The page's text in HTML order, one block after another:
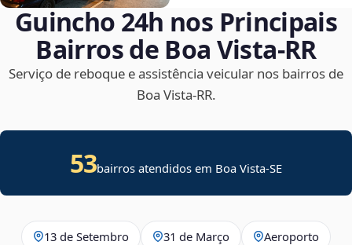
Guincho 24h nos Principais
Bairros de Boa Vista‑RR
Serviço de reboque e assistência veicular nos bairros de
Boa Vista‑RR.
53bairros atendidos em Boa Vista-SE
13 de Setembro 31 de Março Aeroporto